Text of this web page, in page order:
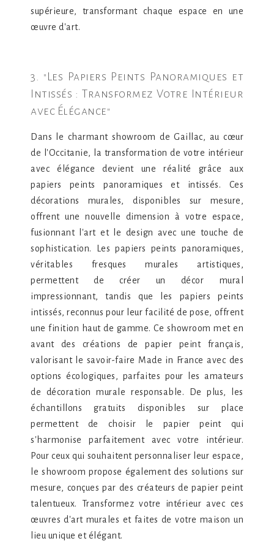
supérieure, transformant chaque espace en une
œuvre d'art.
3. "Les Papiers Peints Panoramiques et
Intissés : Transformez Votre Intérieur
avec Élégance"
Dans le charmant showroom de Gaillac, au cœur
de l'Occitanie, la transformation de votre intérieur
avec élégance devient une réalité grâce aux
papiers peints panoramiques et intissés. Ces
décorations murales, disponibles sur mesure,
offrent une nouvelle dimension à votre espace,
fusionnant l'art et le design avec une touche de
sophistication. Les papiers peints panoramiques,
véritables fresques murales artistiques,
permettent de créer un décor mural
impressionnant, tandis que les papiers peints
intissés, reconnus pour leur facilité de pose, offrent
une finition haut de gamme. Ce showroom met en
avant des créations de papier peint français,
valorisant le savoir-faire Made in France avec des
options écologiques, parfaites pour les amateurs
de décoration murale responsable. De plus, les
échantillons gratuits disponibles sur place
permettent de choisir le papier peint qui
s'harmonise parfaitement avec votre intérieur.
Pour ceux qui souhaitent personnaliser leur espace,
le showroom propose également des solutions sur
mesure, conçues par des créateurs de papier peint
talentueux. Transformez votre intérieur avec ces
œuvres d'art murales et faites de votre maison un
lieu unique et élégant.